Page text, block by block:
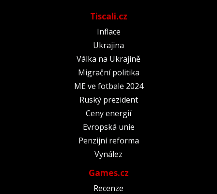
Tiscali.cz
Inflace
Ukrajina
Válka na Ukrajině
Migrační politika
ME ve fotbale 2024
Ruský prezident
Ceny energií
Evropská unie
Penzijní reforma
Vynález
Games.cz
Recenze